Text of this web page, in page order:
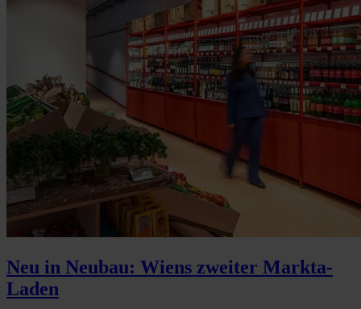
Neu in Neubau: Wiens zweiter Markta-
Laden